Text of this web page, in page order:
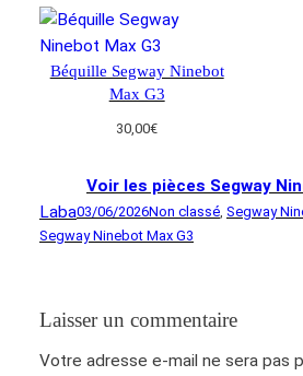
initial
était :
actuel
Béquille Segway Ninebot
Max G3
30,00€
Voir les pièces Segway
Laba03/06/2026Non classé Segway
Segway Ninebot Max G3
Laisser un commentaire
Votre adresse e-mail ne sera pas